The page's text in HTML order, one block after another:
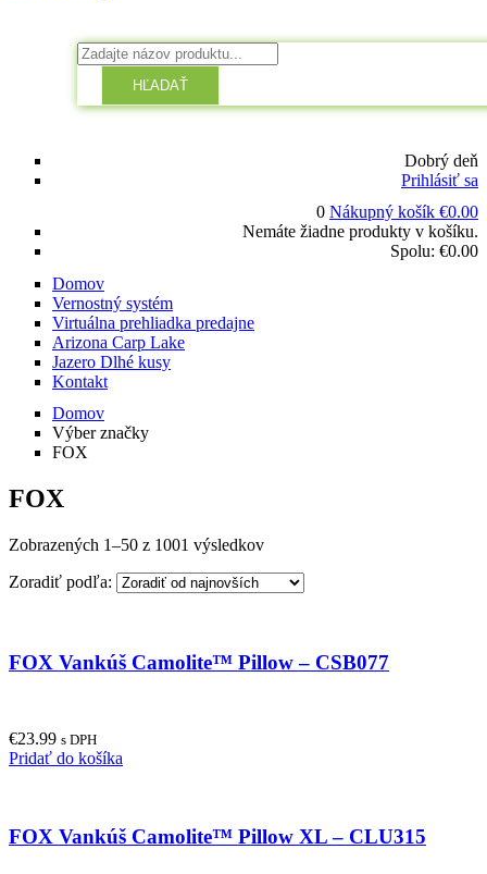
HĽADAŤ
Dobrý deň
Prihlásiť sa
0 Nákupný košík €0.00
Nemáte žiadne produkty v košíku.
Spolu: €0.00
Domov
Vernostný systém
Virtuálna prehliadka predajne
Arizona Carp Lake
Jazero Dlhé kusy
Kontakt
Domov
Výber značky
FOX
FOX
Zobrazených 1–50 z 1001 výsledkov
Zoradiť podľa:
FOX Vankúš Camolite™ Pillow – CSB077
€23.99 s DPH
Pridať do košíka
FOX Vankúš Camolite™ Pillow XL – CLU315